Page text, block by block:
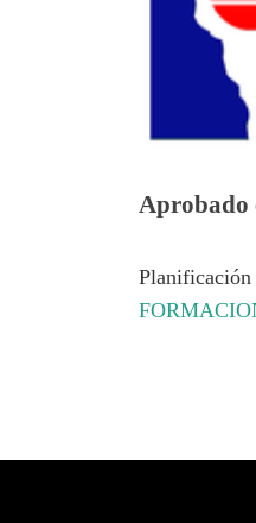
Aprobado
Planificación